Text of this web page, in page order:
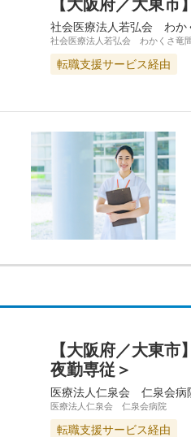
【大阪府／大東
社会医療法人若弘会 わか
社会医療法人若弘会 わかくさ竜
転職支援サービス経由
【大阪府／大東
夜勤専従＞
医療法人仁泉会 仁泉会病
医療法人仁泉会 仁泉会病院
転職支援サービス経由